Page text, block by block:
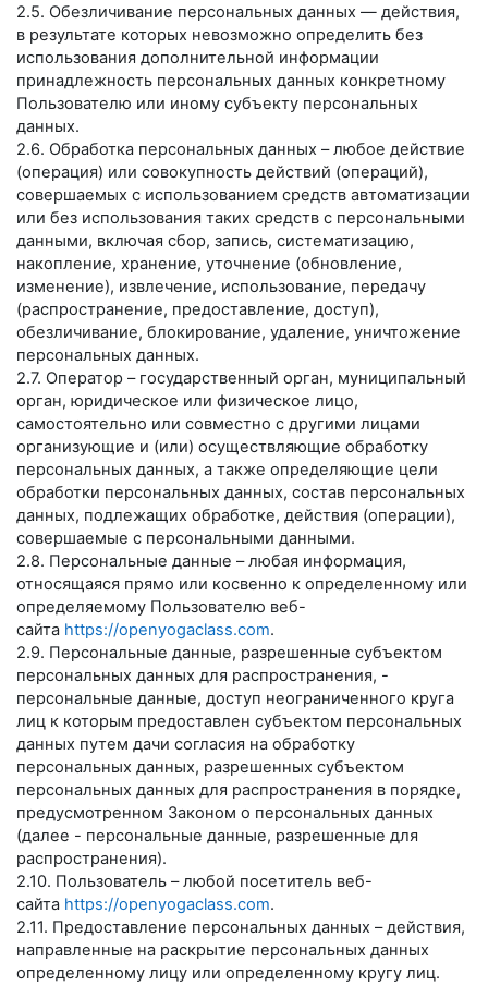
2.5. Обезличивание персональных данных — действия,
в результате которых невозможно определить без
использования дополнительной информации
принадлежность персональных данных конкретному
Пользователю или иному субъекту персональных
данных.
2.6. Обработка персональных данных – любое действие
(операция) или совокупность действий (операций),
совершаемых с использованием средств автоматизации
или без использования таких средств с персональными
данными, включая сбор, запись, систематизацию,
накопление, хранение, уточнение (обновление,
изменение), извлечение, использование, передачу
(распространение, предоставление, доступ),
обезличивание, блокирование, удаление, уничтожение
персональных данных.
2.7. Оператор – государственный орган, муниципальный
орган, юридическое или физическое лицо,
самостоятельно или совместно с другими лицами
организующие и (или) осуществляющие обработку
персональных данных, а также определяющие цели
обработки персональных данных, состав персональных
данных, подлежащих обработке, действия (операции),
совершаемые с персональными данными.
2.8. Персональные данные – любая информация,
относящаяся прямо или косвенно к определенному или
определяемому Пользователю веб-
сайта https://openyogaclass.com.
2.9. Персональные данные, разрешенные субъектом
персональных данных для распространения, -
персональные данные, доступ неограниченного круга
лиц к которым предоставлен субъектом персональных
данных путем дачи согласия на обработку
персональных данных, разрешенных субъектом
персональных данных для распространения в порядке,
предусмотренном Законом о персональных данных
(далее - персональные данные, разрешенные для
распространения).
2.10. Пользователь – любой посетитель веб-
сайта https://openyogaclass.com.
2.11. Предоставление персональных данных – действия,
направленные на раскрытие персональных данных
определенному лицу или определенному кругу лиц.